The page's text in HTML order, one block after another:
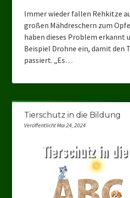
Immer wieder fallen Rehkitze
großen Mähdreschern zum
haben dieses Problem erkannt
Beispiel Drohne ein, damit den
passiert. „Es…
Tierschutz in die Bildung
Veröffentlicht Mai 24, 2024